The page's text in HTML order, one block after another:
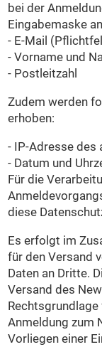
bei der
Eingabemaske
- E-Mail
- Vorname und
- Postleitzahl
Zudem werden
erhoben:
- IP-Adresse des
- Datum und
Für die
diese
Es erfolgt im
für den Versand
Daten an Dritte.
Versand des
Anmeldung zum
Vorliegen einer